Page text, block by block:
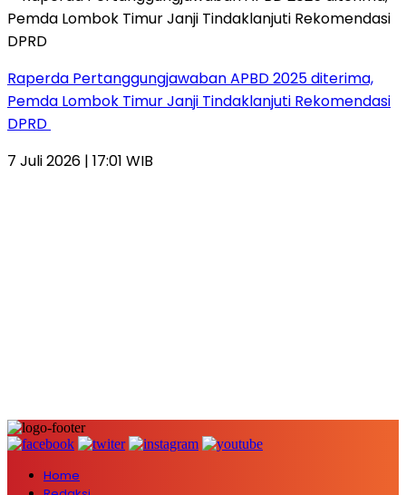
Raperda Pertanggungjawaban APBD 2025 diterima,
Pemda Lombok Timur Janji Tindaklanjuti Rekomendasi
DPRD
7 Juli 2026 | 17:01 WIB
Home